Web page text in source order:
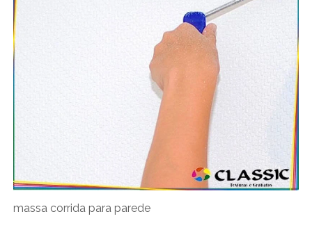
massa corrida para parede